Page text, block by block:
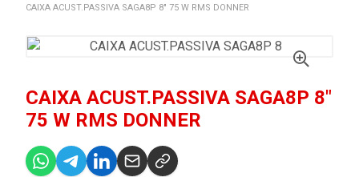
CAIXA ACUST.PASSIVA SAGA8P 8" 75 W RMS DONNER
CAIXA ACUST.PASSIVA SAGA8P 8"
75 W RMS DONNER